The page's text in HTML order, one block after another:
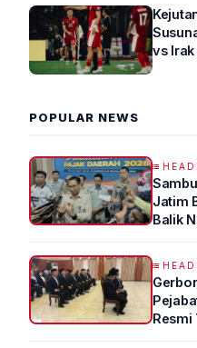
vs
POPULAR NEWS
Jatim
Balik
Resmi